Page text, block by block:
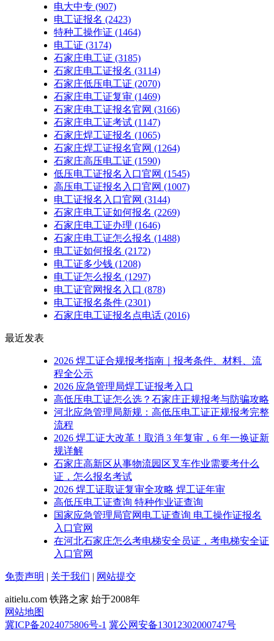
电大中专 (907)
电工证报名 (2423)
特种工操作证 (1464)
电工证 (3174)
石家庄电工证 (3185)
石家庄电工证报名 (3114)
石家庄低压电工证 (2070)
石家庄电工证复审 (1469)
石家庄电工证报名官网 (3166)
石家庄电工证考试 (1147)
石家庄焊工证报名 (1065)
石家庄焊工证报名官网 (1264)
石家庄高压电工证 (1590)
低压电工证报名入口官网 (1545)
高压电工证报名入口官网 (1007)
电工证报名入口官网 (3144)
石家庄电工证如何报名 (2269)
石家庄电工证办理 (1646)
石家庄电工证怎么报名 (1488)
电工证如何报名 (2172)
电工证多少钱 (1208)
电工证怎么报名 (1297)
电工证官网报名入口 (878)
电工证报名条件 (2301)
石家庄电工证报名点电话 (2016)
最近发表
2026 焊工证合规报考指南｜报考条件、材料、流
程全公示
2026 应急管理局焊工证报考入口
高低压电工证怎么选？石家庄正规报考与防骗攻略
河北应急管理局新规：高低压电工证正规报考完整
流程
2026 焊工证大改革！取消 3 年复审，6 年一换证新
规详解
石家庄高新区从事物流园区叉车作业需要考什么
证，怎么报名考试
2026 焊工证取证复审全攻略 焊工证年审
高低压电工证查询 特种作业证查询
国家应急管理局官网电工证查询 电工操作证报名
入口官网
在河北石家庄怎么考电梯安全员证，考电梯安全证
入口官网
免责声明 | 关于我们 | 网站提交
aitielu.com 铁路之家 始于2008年
网站地图
冀ICP备2024075806号-1 冀公网安备13012302000747号